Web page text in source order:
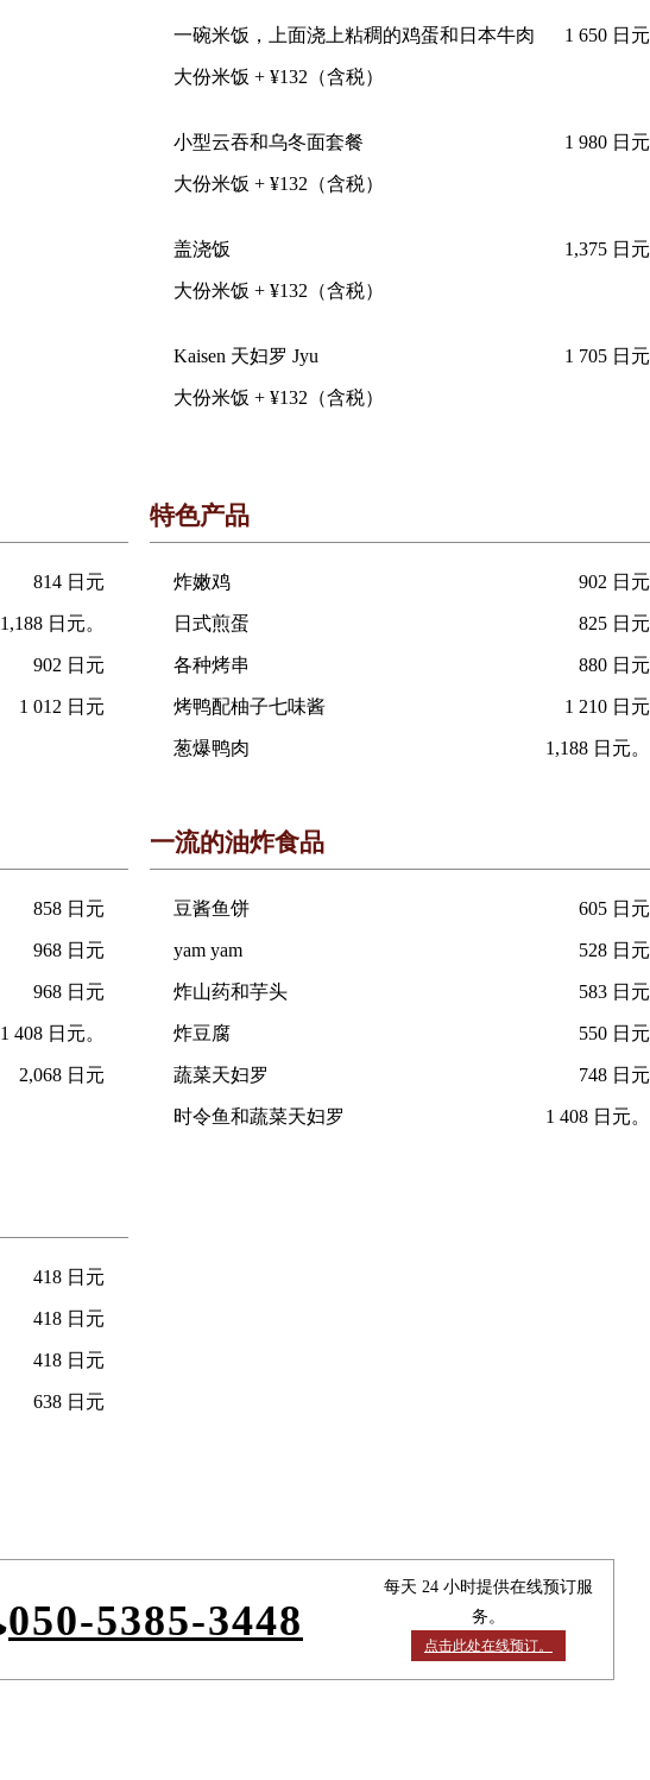
一碗米饭，上面浇上粘稠的鸡蛋和日本牛肉 1 650 日元
大份米饭 + ¥132（含税）
小型云吞和乌冬面套餐 1 980 日元
大份米饭 + ¥132（含税）
盖浇饭 1,375 日元
大份米饭 + ¥132（含税）
Kaisen 天妇罗 Jyu 1 705 日元
大份米饭 + ¥132（含税）
814 日元
1,188 日元。
902 日元
1 012 日元
特色产品
炸嫩鸡 902 日元
日式煎蛋 825 日元
各种烤串 880 日元
烤鸭配柚子七味酱 1 210 日元
葱爆鸭肉 1,188 日元。
858 日元
968 日元
968 日元
1 408 日元。
2,068 日元
一流的油炸食品
豆酱鱼饼 605 日元
yam yam 528 日元
炸山药和芋头 583 日元
炸豆腐 550 日元
蔬菜天妇罗 748 日元
时令鱼和蔬菜天妇罗 1 408 日元。
418 日元
418 日元
418 日元
638 日元
050-5385-3448
每天 24 小时提供在线预订服
务。
点击此处在线预订。